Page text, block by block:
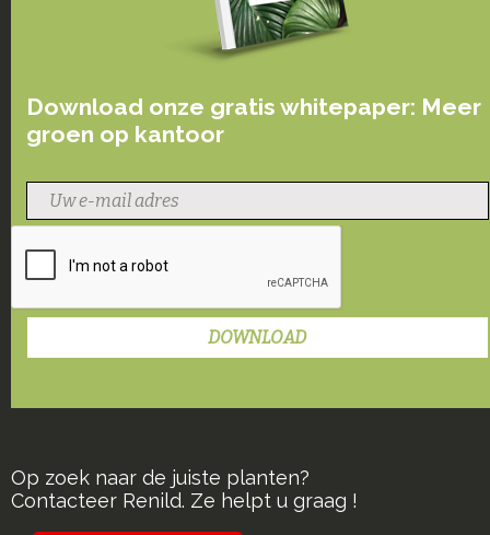
Download onze gratis whitepaper: Meer
groen op kantoor
Op zoek naar de juiste planten?
Contacteer Renild. Ze helpt u graag !